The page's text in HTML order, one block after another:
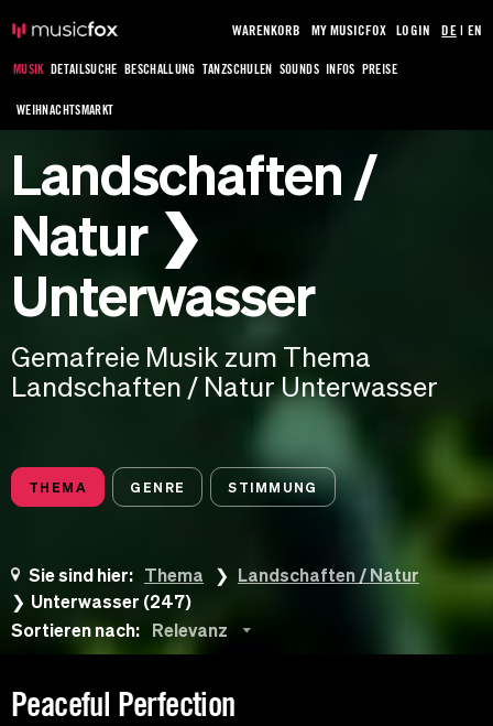
MUSIK DETAILSUCHE BESCHALLUNG TANZSCHULEN SOUNDS INFOS PREISE
WEIHNACHTSMARKT
WARENKORB MY MUSICFOX LOGIN DE| EN
Landschaften /
Natur ❯
Unterwasser
Gemafreie Musik zum Thema
Landschaften / Natur Unterwasser
THEMA GENRE STIMMUNG
Sie sind hier: Thema
Landschaften / Natur
Unterwasser (247)
Sortieren nach:
Relevanz
Peaceful Perfection